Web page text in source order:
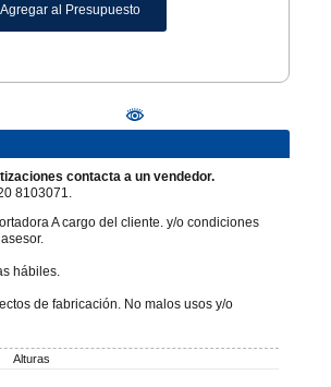
Agregar al Presupuesto
contacta a un vendedor.
8103071.
A cargo del cliente. y/o condiciones
hábiles.
de fabricación. No malos usos y/o
Alturas